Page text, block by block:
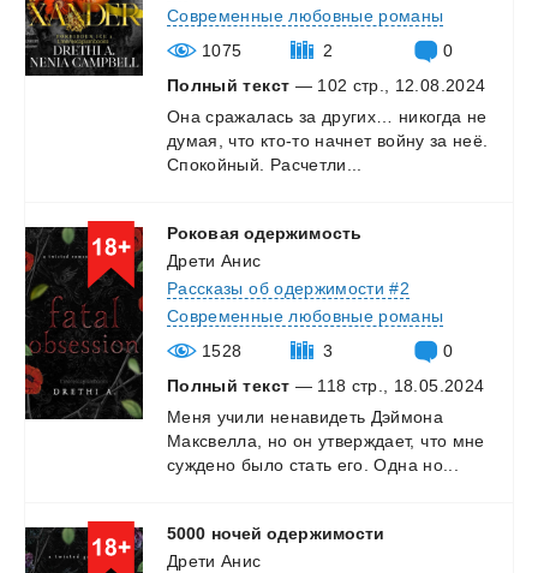
Современные любовные романы
1075
2
0
Полный текст — 102 стр., 12.08.2024
Она сражалась за других… никогда не
думая,
что кто-то начнет войну за неё.
Спокойный.
Расчетли...
Роковая одержимость
Дрети Анис
Рассказы об одержимости #2
Современные любовные романы
1528
3
0
Полный текст — 118 стр., 18.05.2024
Меня учили ненавидеть Дэймона
Максвелла,
но он утверждает, что мне
суждено было стать его. Одна но...
5000 ночей одержимости
Дрети Анис